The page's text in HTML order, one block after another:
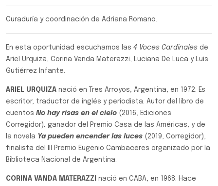
Curaduría y coordinación de Adriana Romano.
En esta oportunidad escuchamos las 4 Voces Cardinales de
Ariel Urquiza, Corina Vanda Materazzi, Luciana De Luca y Luis
Gutiérrez Infante.
ARIEL URQUIZA nació en Tres Arroyos, Argentina, en 1972. Es
escritor, traductor de inglés y periodista. Autor del libro de
cuentos No hay risas en el cielo (2016, Ediciones
Corregidor), ganador del Premio Casa de las Américas, y de
la novela Ya pueden encender las luces (2019, Corregidor),
finalista del III Premio Eugenio Cambaceres organizado por la
Biblioteca Nacional de Argentina.
CORINA VANDA MATERAZZI
nació en CABA, en 1968. Hace